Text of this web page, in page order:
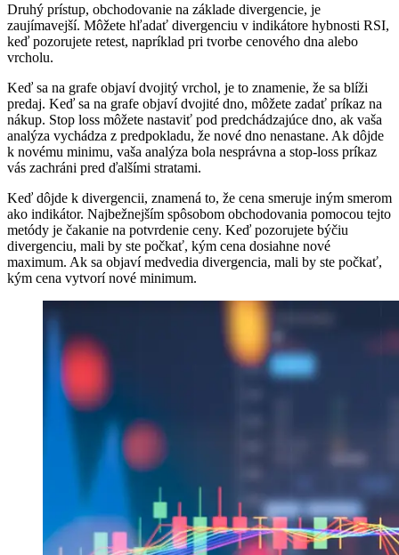
Druhý prístup, obchodovanie na základe divergencie, je
zaujímavejší. Môžete hľadať divergenciu v indikátore hybnosti RSI,
keď pozorujete retest, napríklad pri tvorbe cenového dna alebo
vrcholu.
Keď sa na grafe objaví dvojitý vrchol, je to znamenie, že sa blíži
predaj. Keď sa na grafe objaví dvojité dno, môžete zadať príkaz na
nákup. Stop loss môžete nastaviť pod predchádzajúce dno, ak vaša
analýza vychádza z predpokladu, že nové dno nenastane. Ak dôjde
k novému minimu, vaša analýza bola nesprávna a stop-loss príkaz
vás zachráni pred ďalšími stratami.
Keď dôjde k divergencii, znamená to, že cena smeruje iným smerom
ako indikátor. Najbežnejším spôsobom obchodovania pomocou tejto
metódy je čakanie na potvrdenie ceny. Keď pozorujete býčiu
divergenciu, mali by ste počkať, kým cena dosiahne nové
maximum. Ak sa objaví medvedia divergencia, mali by ste počkať,
kým cena vytvorí nové minimum.